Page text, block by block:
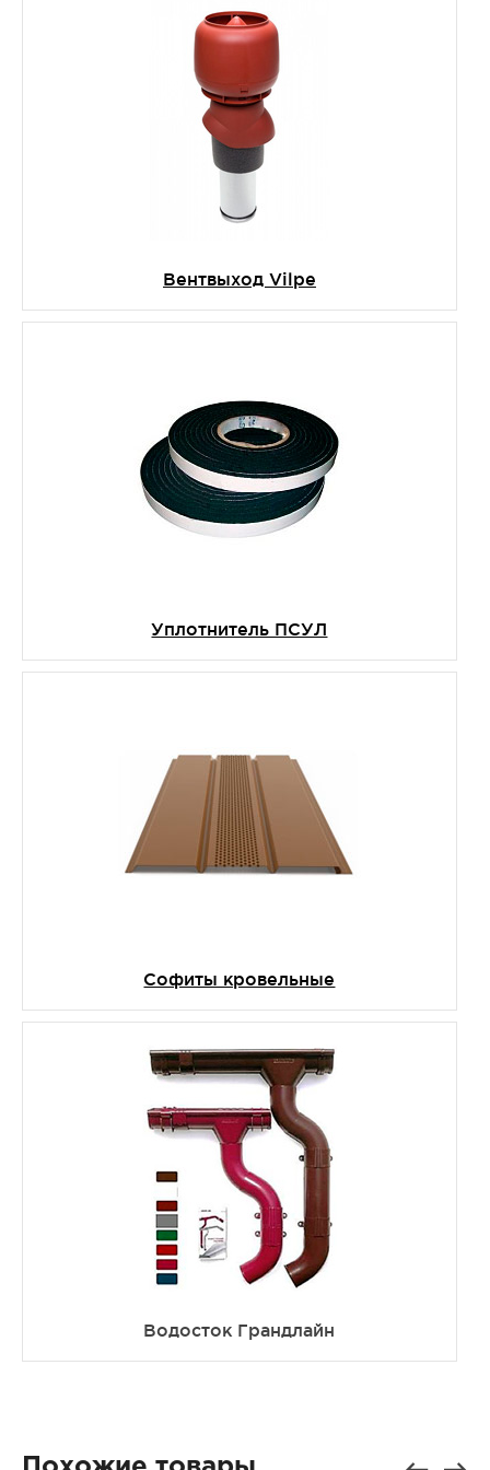
Вентвыход Vilpe
Уплотнитель ПСУЛ
Софиты кровельные
Водосток Грандлайн